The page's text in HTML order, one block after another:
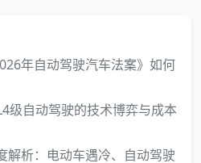
年自动驾驶汽车法案》如何
级自动驾驶的技术博弈与成本
解析：电动车遇冷、自动驾驶